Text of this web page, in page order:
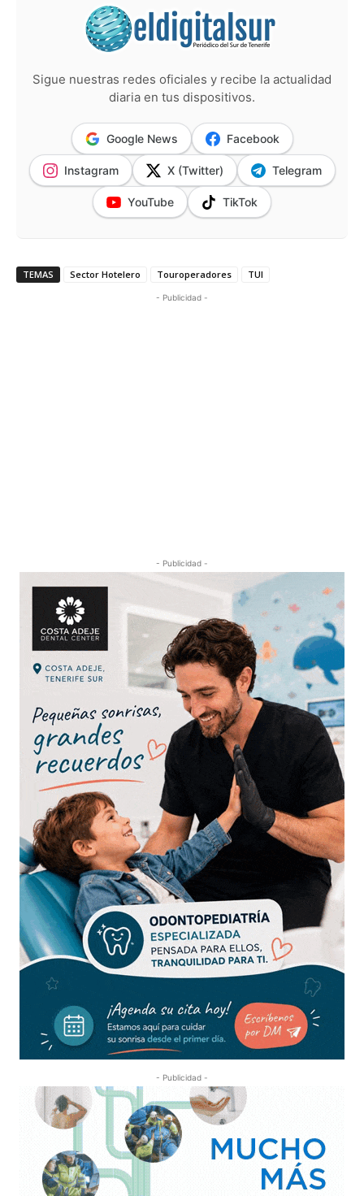
Sigue nuestras redes oficiales y recibe la actualidad
diaria en tus dispositivos.
Google News Facebook
Instagram X (Twitter) Telegram
YouTube TikTok
TEMAS Sector Hotelero Touroperadores TUI
- Publicidad -
- Publicidad -
- Publicidad -